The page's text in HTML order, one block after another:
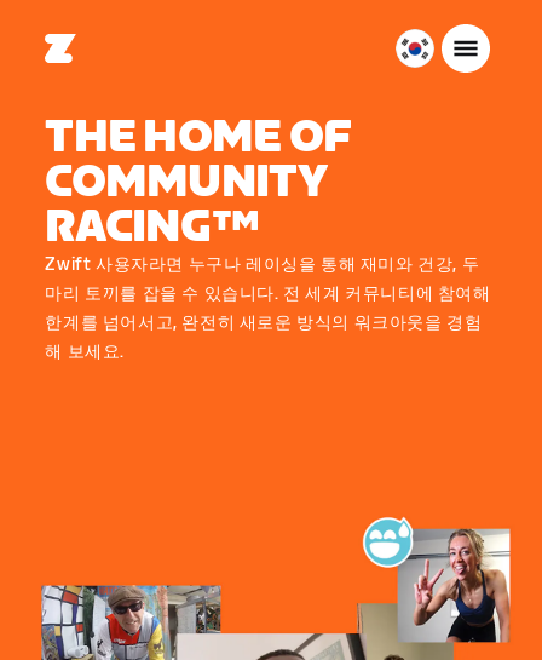
대
THE HOME OF
COMMUNITY
RACING™
Zwift 사용자라면 누구나 레이싱을 통해 재미와 건강, 두
마리 토끼를 잡을 수 있습니다. 전 세계 커뮤니티에 참여해
한계를 넘어서고, 완전히 새로운 방식의 워크아웃을 경험
해 보세요.